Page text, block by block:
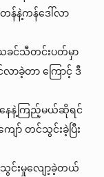
န်နဲ့ကန်ဒေါ်လာ
ခင်သီတင်းပတ်မှာ
ာခဲ့တာ ကြောင့် ဒီ
ေနဲ့ကြည့်မယ်ဆိုရင်
ော် တင်သွင်းခဲ့ပြီး
သွင်းမှုလျော့ခဲ့တယ်